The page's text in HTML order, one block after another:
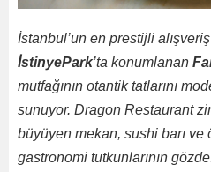
İstanbul’un en prestijli
İstinyePark’ta konumlanan
mutfağının otantik tatlarını
sunuyor. Dragon Restaurant
büyüyen mekan, sushi barı
gastronomi tutkunlarının